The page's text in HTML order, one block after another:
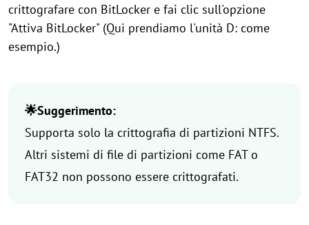
crittografare con BitLocker e fai clic sull'opzione
"Attiva BitLocker" (Qui prendiamo l'unità D: come
esempio.)
🌟Suggerimento:
Supporta solo la crittografia di partizioni NTFS.
Altri sistemi di file di partizioni come FAT o
FAT32 non possono essere crittografati.